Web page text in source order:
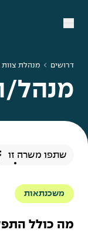
דרושים מנהלת צוות
מנהל/
שתפו משרה זו
משכנתאות
מה כולל